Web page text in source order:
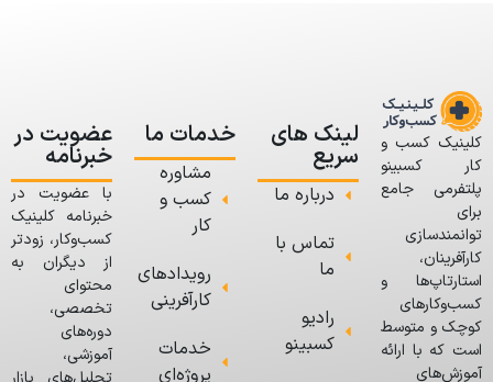
کلینیک کسب و
کار کسبینو
پلتفرمی جامع
برای
توانمندسازی
کارآفرینان،
استارتاپ‌ها و
کسب‌وکارهای
کوچک و متوسط
است که با ارائه
آموزش‌های
لینک های
سریع
درباره ما
تماس با
ما
رادیو
کسبینو
خدمات ما
مشاوره
کسب و
کار
رویدادهای
کارآفرینی
خدمات
پروژه‌ای
عضویت در
خبرنامه
با عضویت در
خبرنامه کلینیک
کسب‌وکار، زودتر
از دیگران به
محتوای
تخصصی،
دوره‌های
آموزشی،